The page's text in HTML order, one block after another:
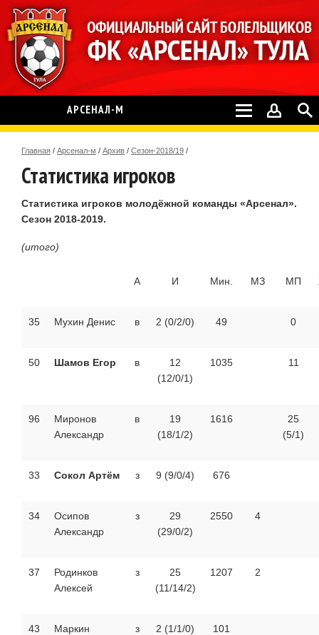
АРСЕНАЛ-М
Главная / Арсенал-м / Архив / Сезон-2018/19 /
Статистика игроков
Статистика игроков молодёжной команды «Арсенал».
Сезон 2018-2019.
(итого)
А И Мин. МЗ МП
35 Мухин Денис в 2 (0/2/0) 49 0
50 Шамов Егор в
12
(12/0/1)
1035 11
96
Миронов
Александр
в
19
(18/1/2)
1616
25
(5/1)
33 Сокол Артём з 9 (9/0/4) 676
34
Осипов
Александр
з
29
(29/0/2)
2550 4
37
Родинков
Алексей
з
25
(11/14/2)
1207 2
43
Маркин
з 2 (1/1/0) 101